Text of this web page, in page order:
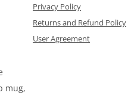
mug,
Privacy Policy
Returns and Refund Policy
User Agreement